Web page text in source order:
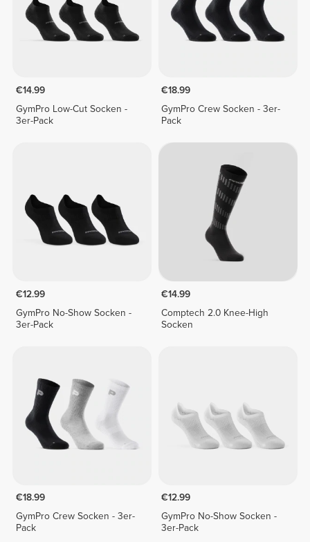
€14.99
GymPro Low-Cut Socken -
3er-Pack
€18.99
GymPro Crew Socken - 3er-
Pack
€12.99
GymPro No-Show Socken -
3er-Pack
€14.99
Comptech 2.0 Knee-High
Socken
€18.99
GymPro Crew Socken - 3er-
Pack
€12.99
GymPro No-Show Socken -
3er-Pack